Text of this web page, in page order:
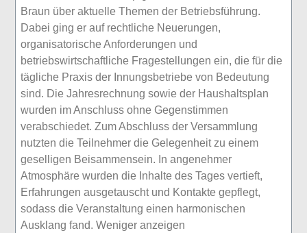
Braun über aktuelle Themen der Betriebsführung.
Dabei ging er auf rechtliche Neuerungen,
organisatorische Anforderungen und
betriebswirtschaftliche Fragestellungen ein, die für die
tägliche Praxis der Innungsbetriebe von Bedeutung
sind. Die Jahresrechnung sowie der Haushaltsplan
wurden im Anschluss ohne Gegenstimmen
verabschiedet. Zum Abschluss der Versammlung
nutzten die Teilnehmer die Gelegenheit zu einem
geselligen Beisammensein. In angenehmer
Atmosphäre wurden die Inhalte des Tages vertieft,
Erfahrungen ausgetauscht und Kontakte gepflegt,
sodass die Veranstaltung einen harmonischen
Ausklang fand. Weniger anzeigen